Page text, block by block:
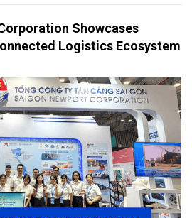
Showcases
Logistics Ecosystem